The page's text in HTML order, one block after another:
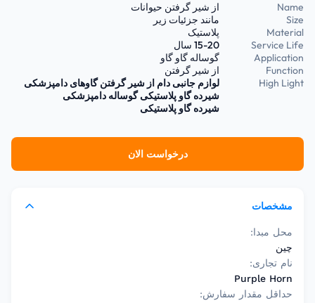
Name
از شیر گرفتن حیوانات
Size
مانند جزئیات زیر
Material
پلاستیک
Service Life
15-20 سال
Application
گوساله گاو گاو
Function
از شیر گرفتن
High Light
لوازم جانبی دام از شیر گرفتن گاوهای دامپزشکی
شیرده گاو پلاستیکی گوساله دامپزشکی
شیرده گاو پلاستیکی
درخواست الان
مشخصات
محل مبدا:
چین
نام تجاری:
Purple Horn
حداقل مقدار سفارش: